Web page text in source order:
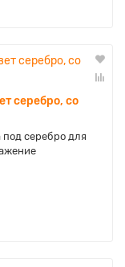
серебро, со
серебро для